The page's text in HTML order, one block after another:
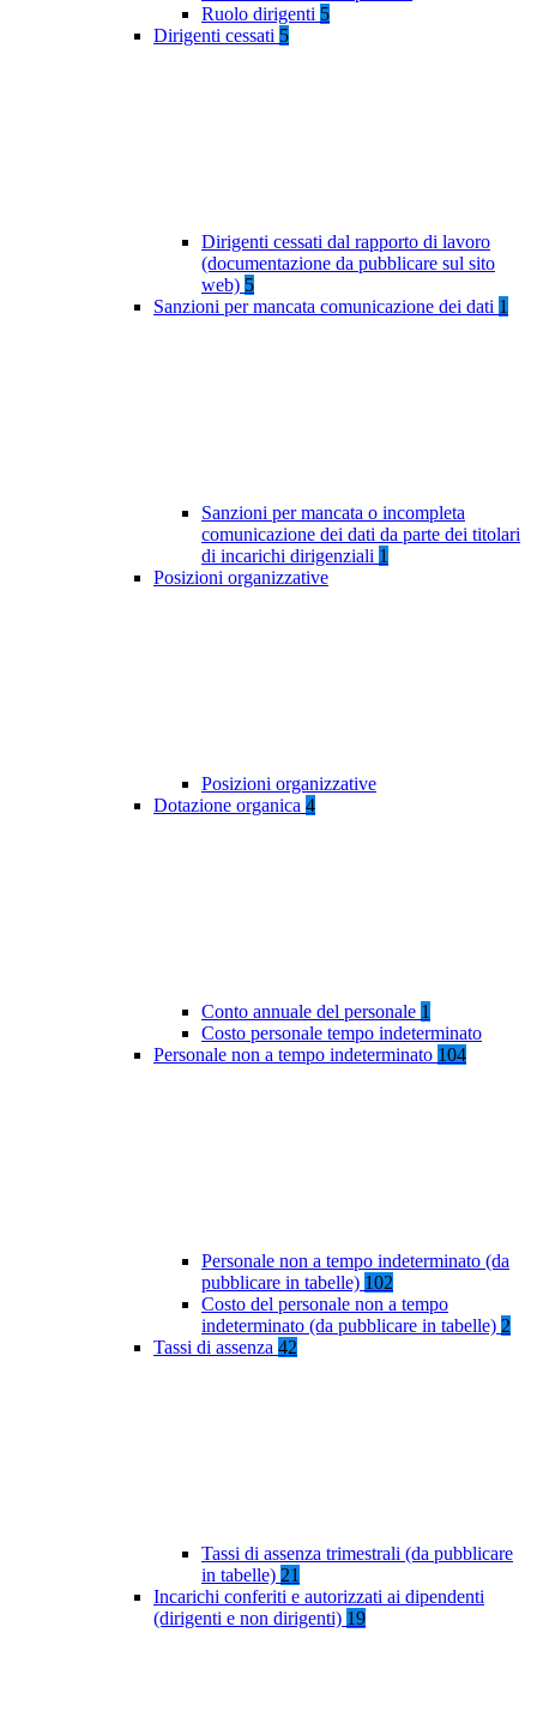
Ruolo dirigenti 5
Dirigenti cessati 5
Dirigenti cessati dal rapporto di lavoro
(documentazione da pubblicare sul sito
web) 5
Sanzioni per mancata comunicazione dei dati 1
Sanzioni per mancata o incompleta
comunicazione dei dati da parte dei titolari
di incarichi dirigenziali 1
Posizioni organizzative
Posizioni organizzative
Dotazione organica 4
Conto annuale del personale 1
Costo personale tempo indeterminato
Personale non a tempo indeterminato 104
Personale non a tempo indeterminato (da
pubblicare in tabelle) 102
Costo del personale non a tempo
indeterminato (da pubblicare in tabelle) 2
Tassi di assenza 42
Tassi di assenza trimestrali (da pubblicare
in tabelle) 21
Incarichi conferiti e autorizzati ai dipendenti
(dirigenti e non dirigenti) 19